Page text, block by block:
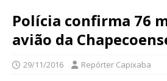
Polícia confirma 76
avião da
29/11/2016 Repórter Capixaba